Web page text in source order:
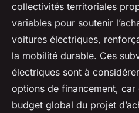
collectivités territoriales
variables pour soutenir
voitures électriques,
la mobilité durable. Ces
électriques sont à
options de financement,
budget global du projet